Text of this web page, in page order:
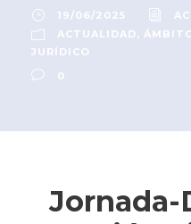
19/06/2025
ACTUALIDAD ,
JURÍDICO
0
Jornada-